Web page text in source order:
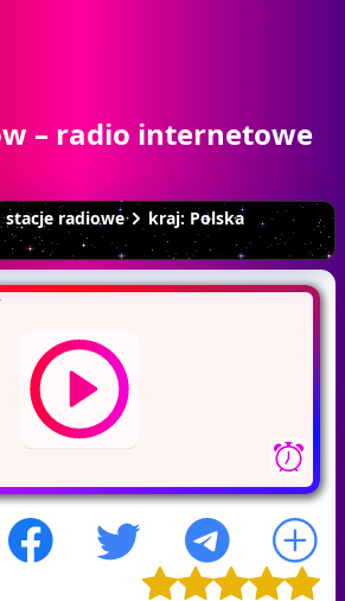
– radio internetowe
stacje radiowe
kraj: Polska